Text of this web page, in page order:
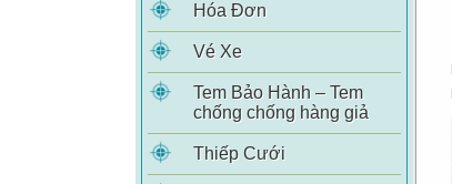
Hóa Đơn
Vé Xe
Tem Bảo Hành – Tem
chống chống hàng giả
Thiếp Cưới